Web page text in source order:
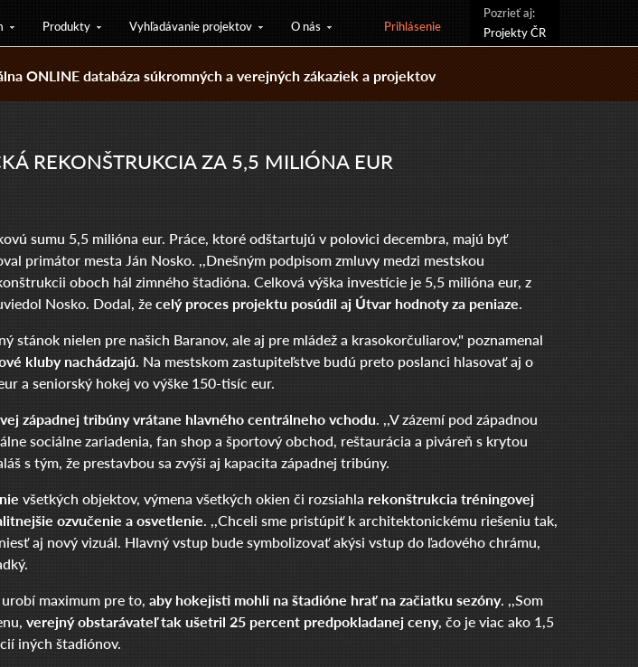
Pozrieť aj:
Projekty ČR
Prihlásenie
Produkty Vyhľadávanie projektov O nás
ONLINE databáza súkromných a verejných zákaziek a projektov
REKONŠTRUKCIA ZA 5,5 MILIÓNA EUR
sumu 5,5 milióna eur. Práce, ktoré odštartujú v polovici decembra, majú byť
primátor mesta Ján Nosko. ,,Dnešným podpisom zmluvy medzi mestskou
oboch hál zimného štadióna. Celková výška investície je 5,5 milióna eur, z
Nosko. Dodal, žecelý proces projektu posúdil aj Útvar hodnoty za peniaze.
nielen pre našich Baranov, ale aj pre mládež a krasokorčuliarov," poznamenal
kluby nachádzajú. Na mestskom zastupiteľstve budú preto poslanci hlasovať aj o
a seniorský hokej vo výške 150-tisíc eur.
západnej tribúny vrátane hlavného centrálneho vchodu. ,,V zázemí pod západnou
sociálne zariadenia, fan shop a športový obchod, reštaurácia a piváreň s krytou
s tým, že prestavbou sa zvýši aj kapacita západnej tribúny.
všetkých objektov, výmena všetkých okien či rozsiahla rekonštrukcia tréningovej
ozvučenie a osvetlenie. ,,Chceli sme pristúpiť k architektonickému riešeniu tak,
aj nový vizuál. Hlavný vstup bude symbolizovať akýsi vstup do ľadového chrámu,
maximum pre to, aby hokejisti mohli na štadióne hrať na začiatku sezóny. ,,Som
verejný obstarávateľ tak ušetril 25 percent predpokladanej ceny, čo je viac ako 1,5
iných štadiónov.